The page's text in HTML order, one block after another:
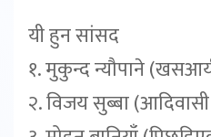
यी हुन सांसद
१. मुकुन्द न्यौपाने
२. विजय सुब्बा